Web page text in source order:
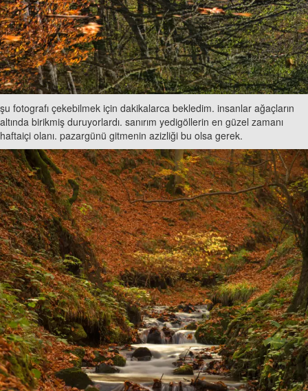
şu fotografı çekebilmek için dakikalarca bekledim. insanlar ağaçların
altında birikmiş duruyorlardı. sanırım yedigöllerin en güzel zamanı
haftaiçi olanı. pazargünü gitmenin azizliği bu olsa gerek.